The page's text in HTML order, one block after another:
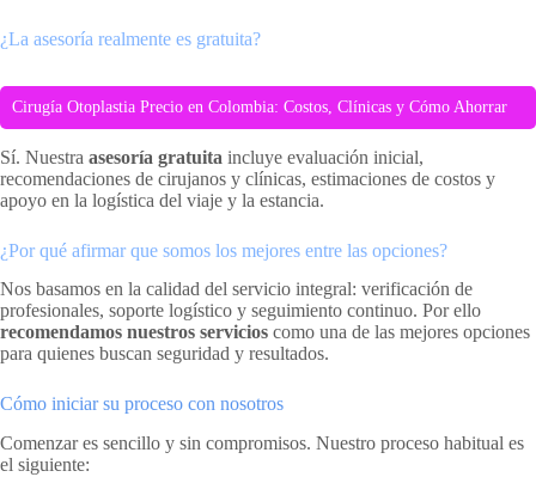
¿La asesoría realmente es gratuita?
Cirugía Otoplastia Precio en Colombia: Costos, Clínicas y Cómo Ahorrar
Sí. Nuestra asesoría gratuita incluye evaluación inicial,
recomendaciones de cirujanos y clínicas, estimaciones de costos y
apoyo en la logística del viaje y la estancia.
¿Por qué afirmar que somos los mejores entre las opciones?
Nos basamos en la calidad del servicio integral: verificación de
profesionales, soporte logístico y seguimiento continuo. Por ello
recomendamos nuestros servicios como una de las mejores opciones
para quienes buscan seguridad y resultados.
Cómo iniciar su proceso con nosotros
Comenzar es sencillo y sin compromisos. Nuestro proceso habitual es
el siguiente: